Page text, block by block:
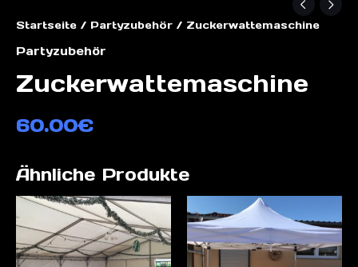
Startseite / Partyzubehör / Zuckerwattemaschine
Partyzubehör
Zuckerwattemaschine
60.00€
Ähnliche Produkte